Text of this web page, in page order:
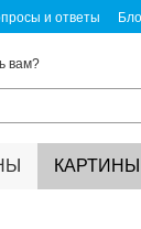
и ответы
вам?